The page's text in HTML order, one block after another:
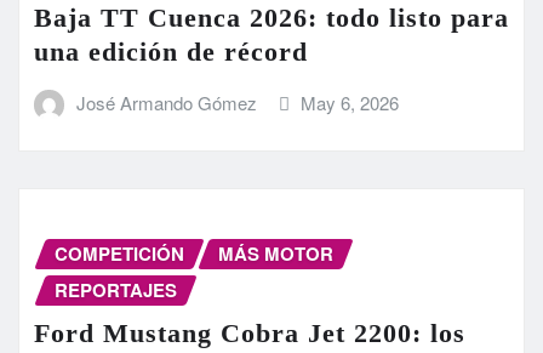
Baja TT Cuenca 2026: todo listo para
una edición de récord
José Armando Gómez May 6, 2026
COMPETICIÓN
MÁS MOTOR
REPORTAJES
Ford Mustang Cobra Jet 2200: los